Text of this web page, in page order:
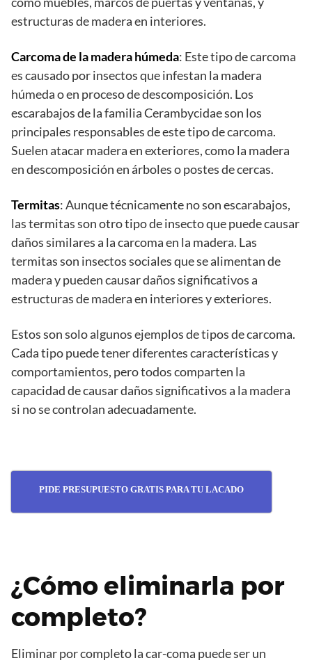
estructuras de madera en interiores.
Carcoma de la madera húmeda: Este tipo de carcoma
es causado por insectos que infestan la madera
húmeda o en proceso de descomposición. Los
escarabajos de la familia Cerambycidae son los
principales responsables de este tipo de carcoma.
Suelen atacar madera en exteriores, como la madera
en descomposición en árboles o postes de cercas.
Termitas: Aunque técnicamente no son escarabajos,
las termitas son otro tipo de insecto que puede causar
daños similares a la carcoma en la madera. Las
termitas son insectos sociales que se alimentan de
madera y pueden causar daños significativos a
estructuras de madera en interiores y exteriores.
Estos son solo algunos ejemplos de tipos de carcoma.
Cada tipo puede tener diferentes características y
comportamientos, pero todos comparten la
capacidad de causar daños significativos a la madera
si no se controlan adecuadamente.
PIDE PRESUPUESTO GRATIS PARA TU LACADO
¿Cómo eliminarla por
completo?
Eliminar por completo la car-coma puede ser un